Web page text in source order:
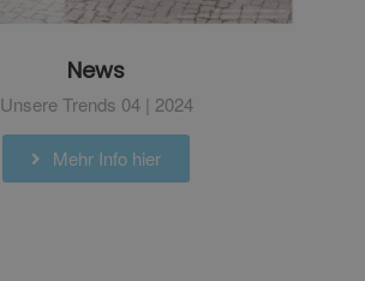
News
Unsere Trends 04 | 2024
Mehr Info hier